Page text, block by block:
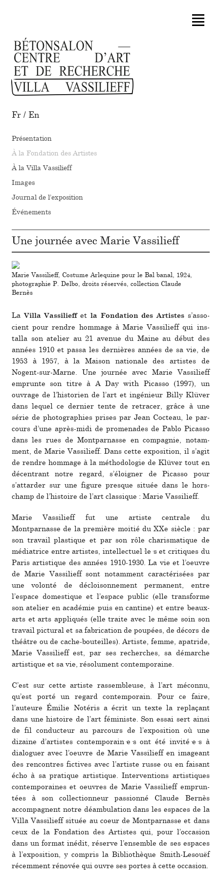
Fr / En
Présentation
À la Fondation des Artistes
À la Villa Vassilieff
Images
Journal de l’exposition
Événements
Une journée avec Marie Vassilieff
Marie Vassilieff, Costume Arlequine pour le Bal banal, 1924,
photographie P. Delbo, droits réservés, collection Claude
Bernès
LaVilla Vassilieffet la Fondation des Artistess’asso­
cient pour rendre hom­mage à Marie Vassilieff qui ins­
talla son ate­lier au 21 avenue du Maine au début des
années 1910 et passa les der­niè­res années de sa vie, de
1953 à 1957, à la Maison natio­nale des artis­tes de
Nogent‑sur‑Marne. Une jour­née avec Marie Vassilieff
emprunte son titre à A Day with Picasso (1997), un
ouvrage de l’his­to­rien de l’art et ingé­nieur Billy Klüver
dans lequel ce der­nier tente de retra­cer, grâce à une
série de pho­to­gra­phies prises par Jean Cocteau, le par­
cours d’une après-midi de pro­me­na­des de Pablo Picasso
dans les rues de Montparnasse en com­pa­gnie, notam­
ment, de Marie Vassilieff. Dans cette expo­si­tion, il s’agit
de rendre hom­mage à la métho­do­lo­gie de Klüver tout en
décen­trant notre regard, s’éloigner de Picasso pour
s’attar­der sur une figure pres­que située dans le hors-
champ de l’his­toire de l’art clas­si­que : Marie Vassilieff.
Marie Vassilieff fut une artiste cen­trale du
Montparnasse de la pre­mière moitié du XXe siècle : par
son tra­vail plas­ti­que et par son rôle cha­ris­ma­ti­que de
média­trice entre artis­tes, intel­lec­tuel·­le·s et cri­ti­ques du
Paris artis­ti­que des années 1910-1930. La vie et l’oeuvre
de Marie Vassilieff sont notam­ment carac­té­ri­sées par
une volonté de décloi­son­ne­ment per­ma­nent, entre
l’espace domes­ti­que et l’espace public (elle trans­forme
son ate­lier en aca­dé­mie puis en can­tine) et entre beaux-
arts et arts appli­qués (elle traite avec le même soin son
tra­vail pic­tu­ral et sa fabri­ca­tion de pou­pées, de décors de
théâ­tre ou de cache-bou­teilles). Artiste, femme, apa­tride,
Marie Vassilieff est, par ses recher­ches, sa démar­che
artis­ti­que et sa vie, réso­lu­ment contem­po­raine.
C’est sur cette artiste ras­sem­bleuse, à l’art méconnu,
qu’est porté un regard contem­po­rain. Pour ce faire,
l’auteure Émilie Notéris a écrit un texte la repla­çant
dans une his­toire de l’art fémi­niste. Son essai sert ainsi
de fil conduc­teur au par­cours de l’expo­si­tion où une
dizaine d’artis­tes contem­po­rain·e·s ont été invi­té·e·s à
dia­lo­guer avec l’oeuvre de Marie Vassilieff en ima­geant
des ren­contres fic­ti­ves avec l’artiste russe ou en fai­sant
écho à sa pra­ti­que artis­ti­que. Interventions artis­ti­ques
contem­po­rai­nes et oeu­vres de Marie Vassilieff emprun­
tées à son col­lec­tion­neur pas­sionné Claude Bernès
accom­pa­gnent notre déam­bu­la­tion dans les espa­ces de la
Villa Vassilieff située au coeur de Montparnasse et dans
ceux de la Fondation des Artistes qui, pour l’occa­sion
dans un format inédit, réserve l’ensem­ble de ses espa­ces
à l’expo­si­tion, y com­pris la Bibliothèque Smith-Lesouëf
récem­ment réno­vée qui ouvre ses portes à cette occa­sion.